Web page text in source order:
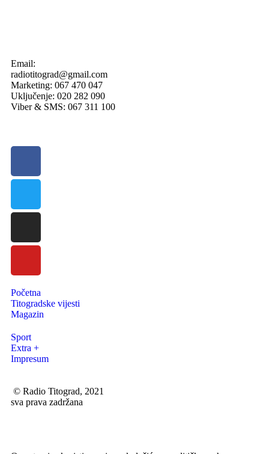
Email:
radiotitograd@gmail.com
Marketing: 067 470 047
Uključenje: 020 282 090
Viber & SMS: 067 311 100
Početna
Titogradske vijesti
Magazin
Sport
Extra +
Impresum
© Radio Titograd, 2021
sva prava zadržana